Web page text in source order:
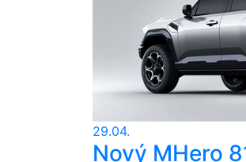
29.04.
Nový MHero